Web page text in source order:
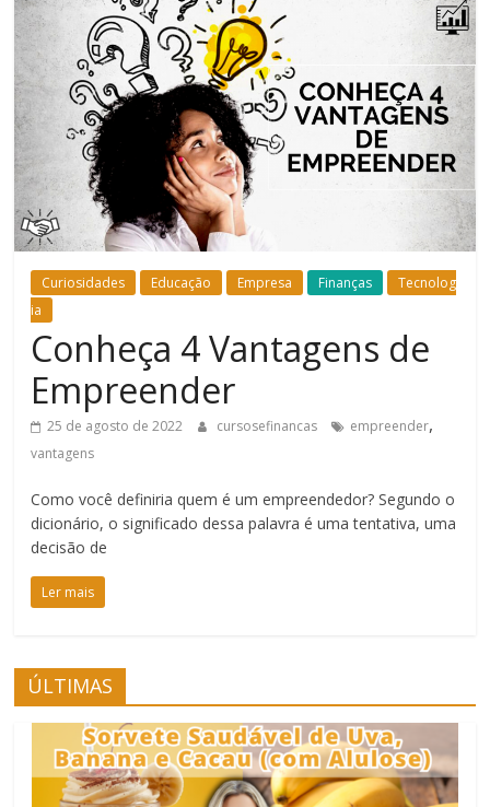
Estar
Curiosidades Educação Empresa Finanças
Tecnolog
ia
Conheça 4 Vantagens de
Empreender
25 de agosto de 2022 cursosefinancas empreender,
vantagens
Como você definiria quem é um empreendedor? Segundo o
dicionário, o significado dessa palavra é uma tentativa, uma
decisão de
Ler mais
ÚLTIMAS